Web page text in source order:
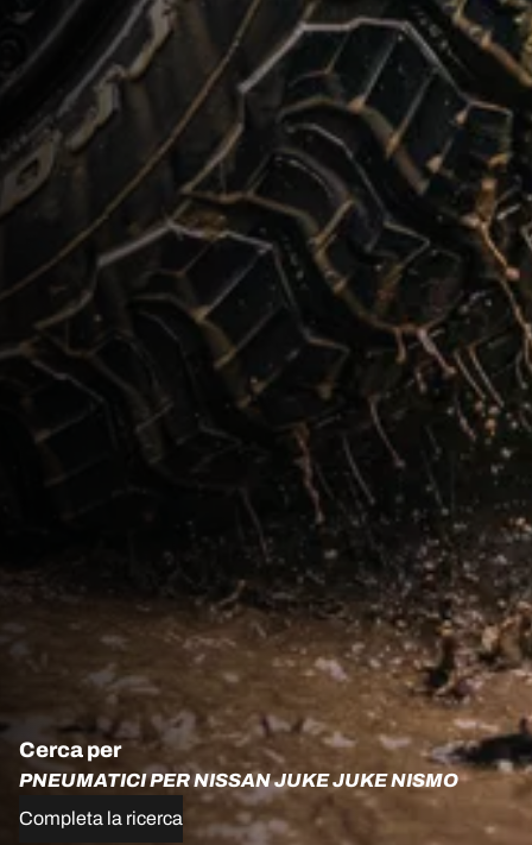
Cerca per
PNEUMATICI PER NISSAN JUKE JUKE NISMO
Completa la ricerca